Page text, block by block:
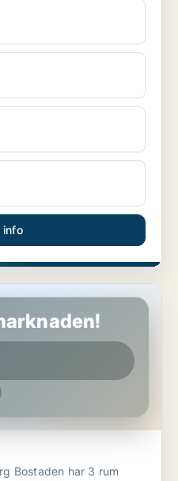
info
Lägenhet att hyra i Göteborg Bostaden har 3 rum